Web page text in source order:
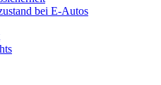
bei E-Autos